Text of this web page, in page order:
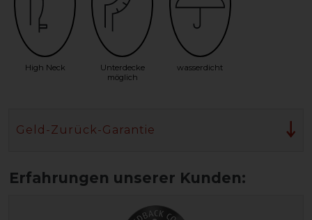
High Neck
Unterdecke
möglich
wasserdicht
Geld-Zurück-Garantie